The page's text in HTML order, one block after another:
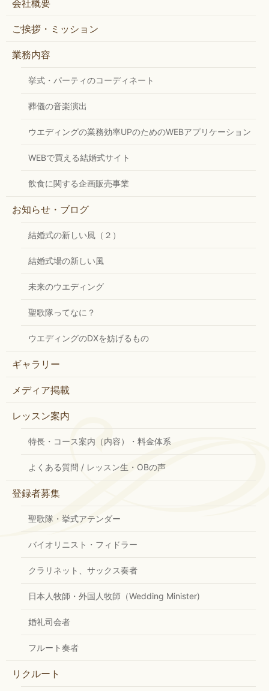
会社概要
ご挨拶・ミッション
業務内容
挙式・パーティのコーディネート
葬儀の音楽演出
ウエディングの業務効率UPのためのWEBアプリケーション
WEBで買える結婚式サイト
飲食に関する企画販売事業
お知らせ・ブログ
結婚式の新しい風（２）
結婚式場の新しい風
未来のウエディング
聖歌隊ってなに？
ウエディングのDXを妨げるもの
ギャラリー
メディア掲載
レッスン案内
特長・コース案内（内容）・料金体系
よくある質問 / レッスン生・OBの声
登録者募集
聖歌隊・挙式アテンダー
バイオリニスト・フィドラー
クラリネット、サックス奏者
日本人牧師・外国人牧師（Wedding Minister)
婚礼司会者
フルート奏者
リクルート